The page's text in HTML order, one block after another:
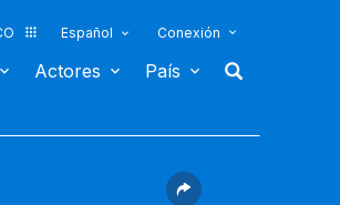
Español Conexión
Actores País